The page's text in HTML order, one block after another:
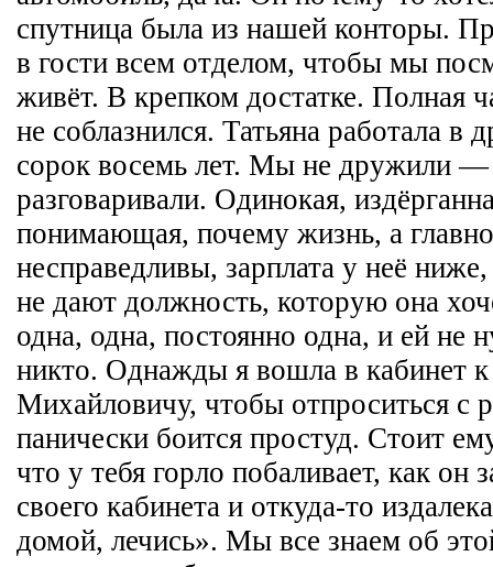
спутница была из нашей конторы.
в гости всем отделом, чтобы мы
живёт. В крепком достатке. Полная
не соблазнился. Татьяна работала в
сорок восемь лет. Мы не дружили —
разговаривали. Одинокая,
понимающая, почему жизнь, а
несправедливы, зарплата у неё
не дают должность, которую она
одна, одна, постоянно одна, и ей не
никто. Однажды я вошла в кабинет
Михайловичу, чтобы отпроситься с
панически боится простуд. Стоит
что у тебя горло побаливает, как он
своего кабинета и откуда-то
домой, лечись». Мы все знаем об